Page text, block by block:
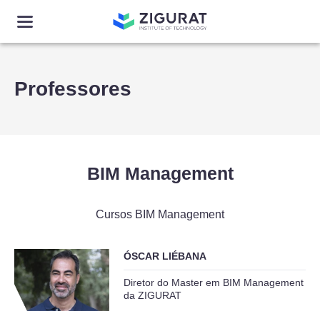
Professores
BIM Management
Cursos BIM Management
ÓSCAR LIÉBANA
Diretor do Master em BIM Management
da ZIGURAT